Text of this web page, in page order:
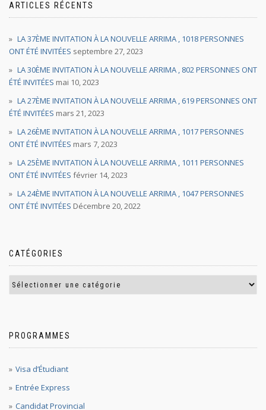
ARTICLES RÉCENTS
LA 37ÈME INVITATION À LA NOUVELLE ARRIMA , 1018 PERSONNES
ONT ÉTÉ INVITÉES septembre 27, 2023
LA 30ÈME INVITATION À LA NOUVELLE ARRIMA , 802 PERSONNES ONT
ÉTÉ INVITÉES mai 10, 2023
LA 27ÈME INVITATION À LA NOUVELLE ARRIMA , 619 PERSONNES ONT
ÉTÉ INVITÉES mars 21, 2023
LA 26ÈME INVITATION À LA NOUVELLE ARRIMA , 1017 PERSONNES
ONT ÉTÉ INVITÉES mars 7, 2023
LA 25ÈME INVITATION À LA NOUVELLE ARRIMA , 1011 PERSONNES
ONT ÉTÉ INVITÉES février 14, 2023
LA 24ÈME INVITATION À LA NOUVELLE ARRIMA , 1047 PERSONNES
ONT ÉTÉ INVITÉES Décembre 20, 2022
CATÉGORIES
PROGRAMMES
Visa d’Étudiant
Entrée Express
Candidat Provincial